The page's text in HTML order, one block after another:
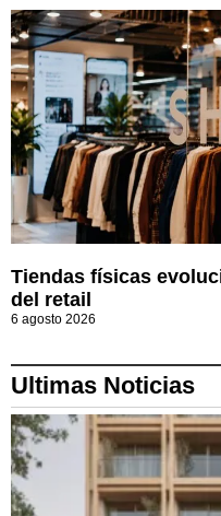
Tiendas físicas
del retail
6 agosto 2026
Ultimas Noticias